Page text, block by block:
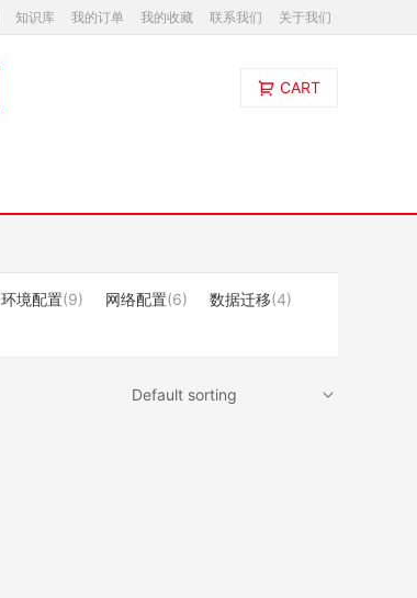
知识库 我的订单 我的收藏 联系我们 关于我们
CART
环境配置(9) 网络配置(6) 数据迁移(4)